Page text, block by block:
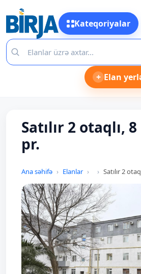
Kateqoriyalar
+ Elan
Satılır 2 otaqlı,
pr.
Ana səhifə Elanlar Satılır 2